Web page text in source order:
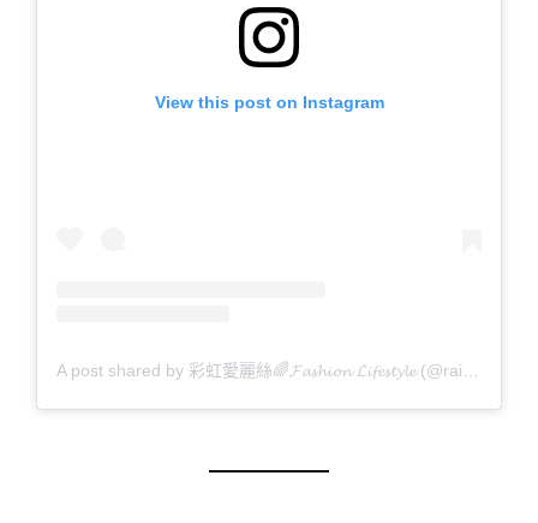
View this post on Instagram